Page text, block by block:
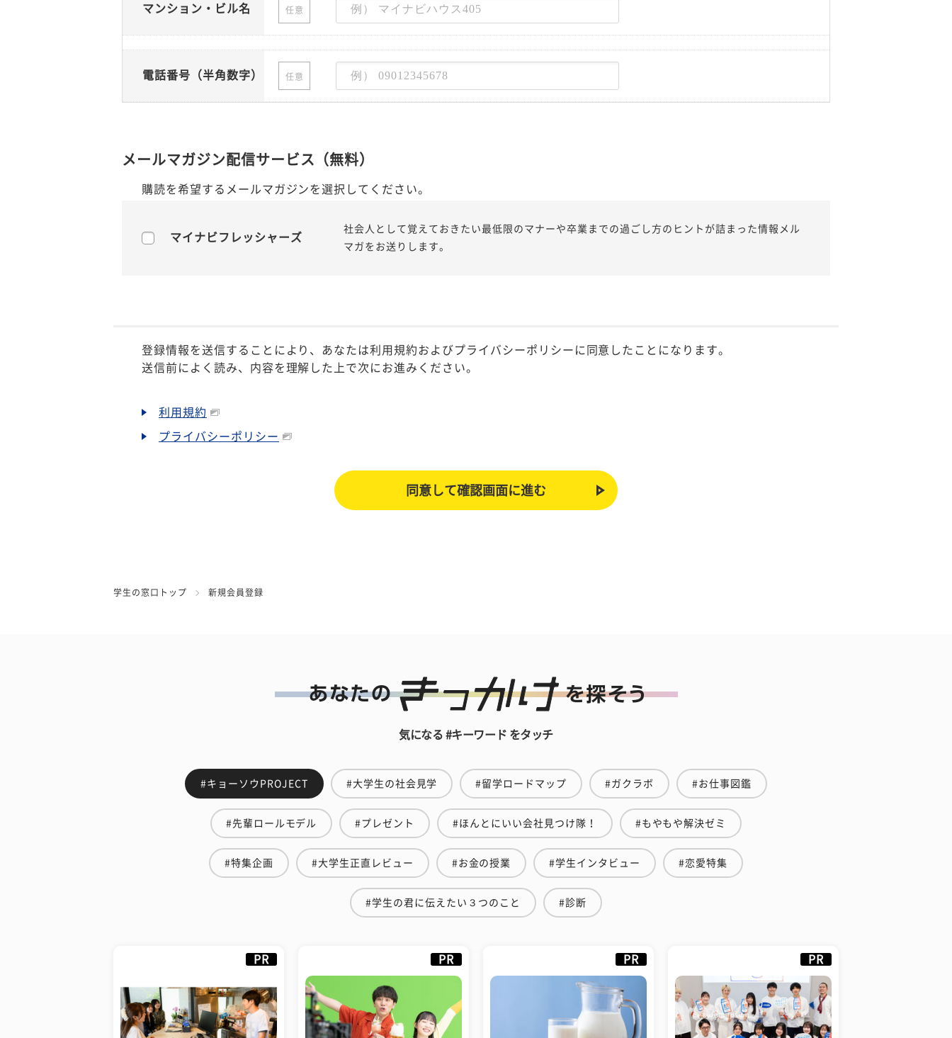
マンション・ビル名 任意
電話番号（半角数字） 任意
メールマガジン配信サービス（無料）
購読を希望するメールマガジンを選択してください。
マイナビフレッシャーズ
社会人として覚えておきたい最低限のマナーや卒業までの過ごし方のヒントが詰まった情報メル
マガをお送りします。
登録情報を送信することにより、あなたは利用規約およびプライバシーポリシーに同意したことになります。
送信前によく読み、内容を理解した上で次にお進みください。
利用規約
プライバシーポリシー
学生の窓口トップ 新規会員登録
気になる #キーワード をタッチ
#キョーソウPROJECT #大学生の社会見学 #留学ロードマップ #ガクラボ #お仕事図鑑
#先輩ロールモデル #プレゼント #ほんとにいい会社見つけ隊！ #もやもや解決ゼミ
#特集企画 #大学生正直レビュー #お金の授業 #学生インタビュー #恋愛特集
#学生の君に伝えたい３つのこと #診断
PR PR PR PR